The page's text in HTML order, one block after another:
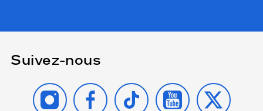
Suivez-nous
INSTAGRAMFACEBOOK
TIKTOK YOUTUBE
X